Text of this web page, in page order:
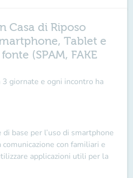
Casa di Riposo
Tablet e
(SPAM, FAKE
3 giornate e ogni incontro ha
base per l’uso di smartphone
con familiari e
applicazioni utili per la